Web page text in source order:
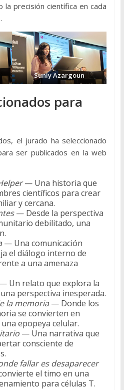
la precisión científica en cada
Sunly Azargoun
para
el jurado ha seleccionado
ser publicados en la web
— Una historia que
científicos para crear
y cercana.
— Desde la perspectiva
debilitado, una
— Una comunicación
el diálogo interno de
a una amenaza
Un relato que explora la
perspectiva inesperada.
la memoria— Donde los
se convierten en
epopeya celular.
— Una narrativa que
consciente de
fallar es desaparecer
el timo en una
para células T.